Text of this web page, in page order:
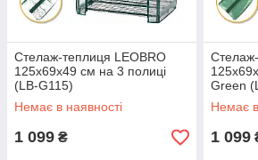
Стелаж-теплиця LEOBRO
125х69х49 см на 3 полиці
(LB-G115)
Немає в наявності
1 099 ₴
Green
Немає
1 099